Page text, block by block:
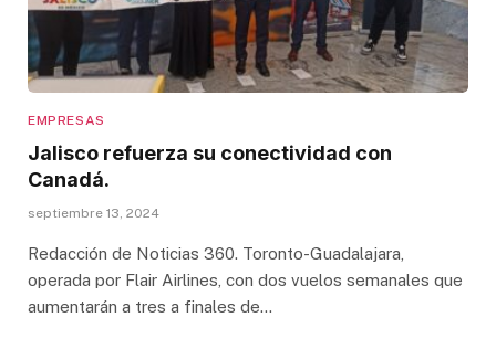
EMPRESAS
Jalisco refuerza su conectividad con
Canadá.
septiembre 13, 2024
Redacción de Noticias 360. Toronto-Guadalajara,
operada por Flair Airlines, con dos vuelos semanales que
aumentarán a tres a finales de…